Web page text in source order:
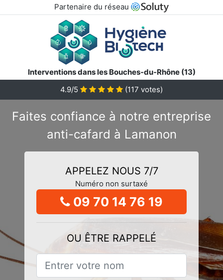
Partenaire du réseau
Interventions dans les Bouches-du-Rhône (13)
4.9/5
(117 votes)
Faites confiance à notre entreprise
anti-cafard à Lamanon
APPELEZ NOUS 7/7
Numéro non surtaxé
09 70 14 76 19
OU ÊTRE RAPPELÉ